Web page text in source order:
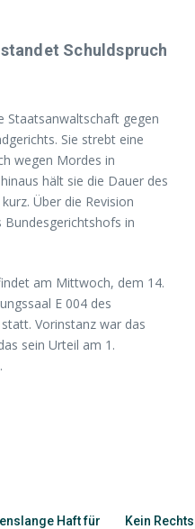
Schuldspruch
Staatsanwaltschaft gegen
Sie strebt eine
wegen Mordes in
hält sie die Dauer des
Über die Revision
Bundesgerichtshofs in
am Mittwoch, dem 14.
E 004 des
Vorinstanz war das
sein Urteil am 1.
Haft für
Kein